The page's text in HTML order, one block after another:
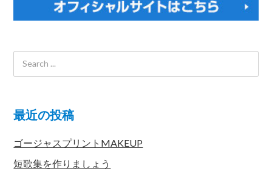
最近の投稿
ゴージャスプリントMAKEUP
短歌集を作りましょう